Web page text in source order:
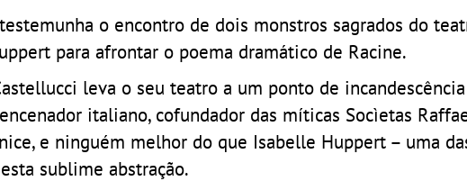
o encontro de dois monstros sagrados do
para afrontar o poema dramático de Racine.
leva o seu teatro a um ponto de incandescência
italiano, cofundador das míticas Socìetas
e ninguém melhor do que Isabelle Huppert – uma
sublime abstração.